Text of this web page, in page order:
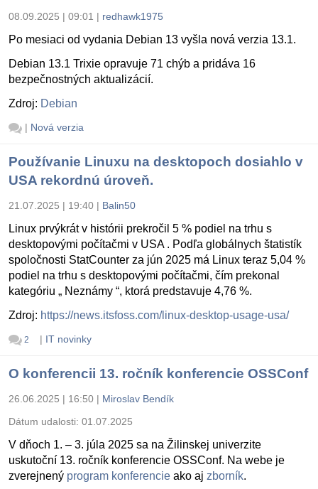
08.09.2025 | 09:01 | redhawk1975
Po mesiaci od vydania Debian 13 vyšla nová verzia 13.1.
Debian 13.1 Trixie opravuje 71 chýb a pridáva 16
bezpečnostných aktualizácií.
Zdroj: Debian
| Nová verzia
Používanie Linuxu na desktopoch dosiahlo v
USA rekordnú úroveň.
21.07.2025 | 19:40 | Balin50
Linux prvýkrát v histórii prekročil 5 % podiel na trhu s
desktopovými počítačmi v USA . Podľa globálnych štatistík
spoločnosti StatCounter za jún 2025 má Linux teraz 5,04 %
podiel na trhu s desktopovými počítačmi, čím prekonal
kategóriu „ Neznámy “, ktorá predstavuje 4,76 %.
Zdroj: https://news.itsfoss.com/linux-desktop-usage-usa/
2 | IT novinky
O konferencii 13. ročník konferencie OSSConf
26.06.2025 | 16:50 | Miroslav Bendík
Dátum udalosti: 01.07.2025
V dňoch 1. – 3. júla 2025 sa na Žilinskej univerzite
uskutoční 13. ročník konferencie OSSConf. Na webe je
zverejnený program konferencie ako aj zborník.